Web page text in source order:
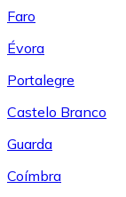
Faro
Évora
Portalegre
Castelo Branco
Guarda
Coímbra